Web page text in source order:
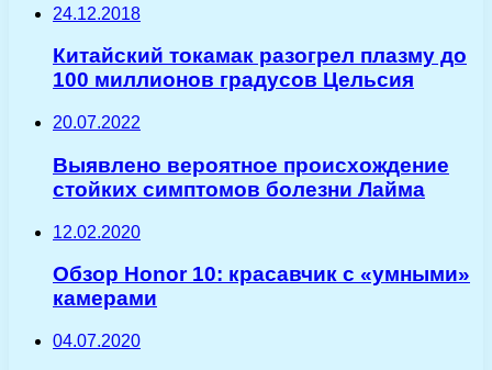
24.12.2018
Китайский токамак разогрел плазму до
100 миллионов градусов Цельсия
20.07.2022
Выявлено вероятное происхождение
стойких симптомов болезни Лайма
12.02.2020
Обзор Honor 10: красавчик с «умными»
камерами
04.07.2020